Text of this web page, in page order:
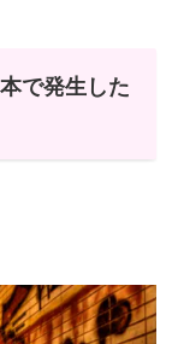
で発生した